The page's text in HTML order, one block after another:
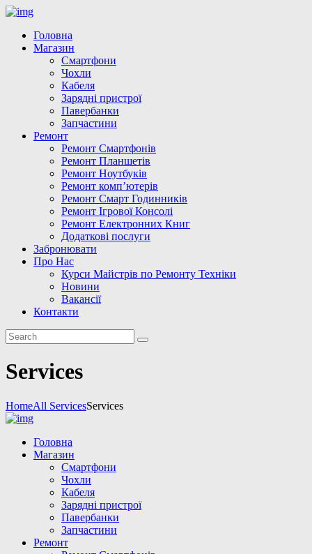
Головна
Магазин
Смартфони
Чохли
Кабеля
Зарядні пристрої
Павербанки
Запчастини
Ремонт
Ремонт Смартфонів
Ремонт Планшетів
Ремонт Ноутбуків
Ремонт комп’ютерів
Ремонт Смарт Годинників
Ремонт Ігрової Консолі
Ремонт Електронних Книг
Додаткові послуги
Забронювати
Про Нас
Курси Майстрів по Ремонту Техніки
Новини
Вакансії
Контакти
Services
HomeAll ServicesServices
Головна
Магазин
Смартфони
Чохли
Кабеля
Зарядні пристрої
Павербанки
Запчастини
Ремонт